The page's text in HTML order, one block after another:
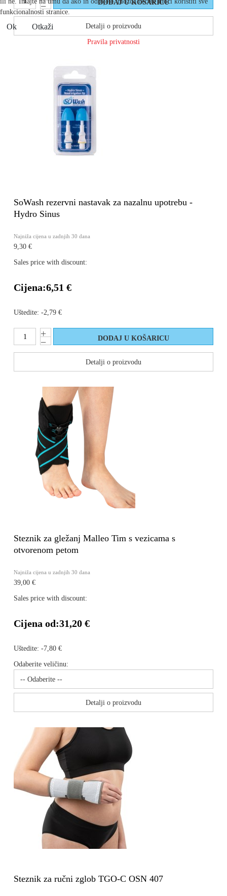
Detalji o proizvodu
SoWash rezervni nastavak za nazalnu upotrebu -
Hydro Sinus
Najniža cijena u zadnjih 30 dana
9,30 €
Sales price with discount:
Cijena:6,51 €
Uštedite: -2,79 €
Detalji o proizvodu
Steznik za gležanj Malleo Tim s vezicama s
otvorenom petom
Najniža cijena u zadnjih 30 dana
39,00 €
Sales price with discount:
Cijena od:31,20 €
Uštedite: -7,80 €
Odaberite veličinu:
Detalji o proizvodu
Steznik za ručni zglob TGO-C OSN 407
funkcionalnosti stranice.
Ok Otkaži
Pravila privatnosti